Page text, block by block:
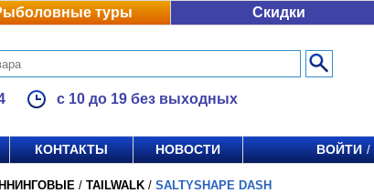
туры Скидки
с 10 до 19 без выходных
КОНТАКТЫ НОВОСТИ ВОЙТИ /
/ TAILWALK / SALTYSHAPE DASH